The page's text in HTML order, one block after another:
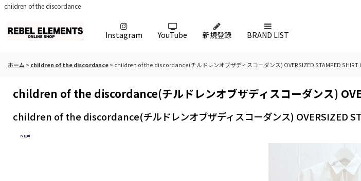
children of the discordance
Instagram YouTube 新規登録 BRAND LIST
ホーム > children of the discordance> children of the discordance(チルドレンオブザディスコーダンス) OVERSIZED STAMPED SHIRT
children of the discordance(チルドレンオブザディスコーダンス)
children of the discordance(チルドレンオブザディスコーダンス) OVERSIZED